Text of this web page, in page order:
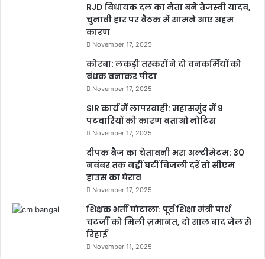
RJD विधायक दल का नेता बने तेजस्वी यादव,
चुनावी हार पर बैठक में सामने आए अहम
कारण
November 17, 2025
कोरबा: लकड़ी तस्करों ने दो वनकर्मियों को
बंधक बनाकर पीटा
November 17, 2025
SIR कार्य में लापरवाही: महासमुंद में 9
पटवारियों को कारण बताओ नोटिस
November 17, 2025
दीपक बैज का चेतावनी भरा अल्टीमेटम: 30
नवंबर तक नहीं घटीं बिजली दरें तो सीएम
हाउस का घेराव
November 17, 2025
शिक्षक भर्ती घोटाला: पूर्व शिक्षा मंत्री पार्थ
चटर्जी को मिली ज़मानत, दो साल बाद जेल से
रिहाई
November 11, 2025